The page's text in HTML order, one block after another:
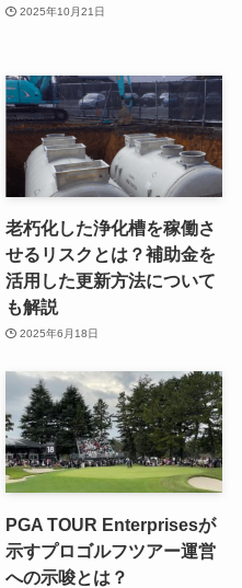
2025年10月21日
老朽化した浄化槽を稼働さ
せるリスクとは？補助金を
活用した更新方法について
も解説
2025年6月18日
PGA TOUR Enterprisesが
示すプロゴルフツアー運営
への示唆とは？